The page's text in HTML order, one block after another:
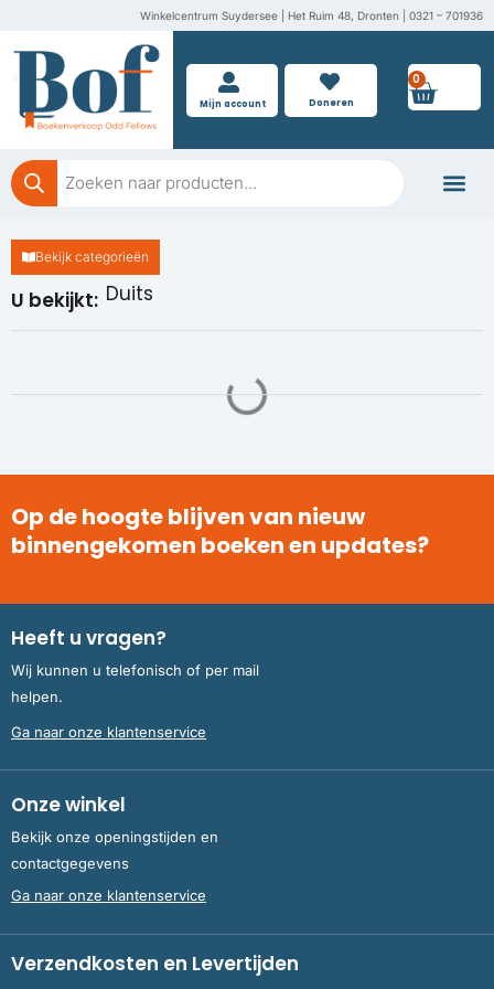
inhoud
Winkelcentrum Suydersee | Het Ruim 48, Dronten | 0321 – 701936
Mijn account Doneren
0
Producten
zoeken
U bekijkt: Duits
Bekijk categorieën
Op de hoogte blijven van nieuw
binnengekomen boeken en updates?
Heeft u vragen?
Wij kunnen u telefonisch of per mail
helpen.
Ga naar onze klantenservice
Onze winkel
Bekijk onze openingstijden en
contactgegevens
Ga naar onze klantenservice
Verzendkosten en Levertijden